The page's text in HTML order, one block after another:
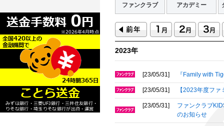
ファンクラブ アカデミー
2023年
[23/05/31] 『Family with
[23/05/31] 【2023年度フ
[23/05/31]
ファンクラブ
のお知らせ